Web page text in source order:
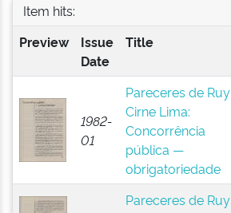
Item hits:
Preview
Issue
Date
Title
1982-
01
Pareceres de Ruy
Cirne Lima:
Concorrência
pública —
obrigatoriedade
Pareceres de Ruy